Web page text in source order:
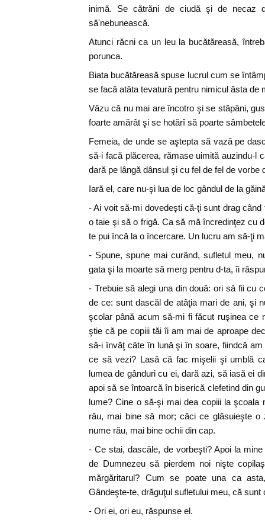
inimă. Se cătrăni de ciudă şi de necaz
să'nebunească.
Atunci răcni ca un leu la bucătăreasă,
porunca.
Biata bucătăreasă spuse lucrul cum se
se facă atâta tevatură pentru nimicul ăsta de
Văzu că nu mai are încotro şi se stăpâni,
foarte amărât şi se hotărî să poarte
Femeia, de unde se aştepta să vază pe
să-i facă plăcerea, rămase uimită auzindu-l
dară pe lângă dânsul şi cu fel de fel de
Iară el, care nu-şi lua de loc gândul de la
- Ai voit să-mi dovedeşti că-ţi sunt drag
o taie şi să o frigă. Ca să mă încredinţez cu
te pui încă la o încercare. Un lucru am să-ţi
- Spune, spune mai curând, sufletul meu,
gata şi la moarte să merg pentru d-ta, îi
- Trebuie să alegi una din două: ori să fii cu
de ce: sunt dascăl de atâţia mari de ani, şi
şcolar până acum să-mi fi făcut ruşinea ce
ştie că pe copiii tăi îi am mai de aproape
să-i învăţ câte în lună şi în soare, fiindcă
ce să vezi? Lasă că fac mişelii şi umblă
lumea de gânduri cu ei, dară azi, să iasă ei
apoi să se întoarcă în biserică clefetind din
lume? Cine o să-şi mai dea copiii la şcoala
rău, mai bine să mor; căci ce glăsuieşte o
nume rău, mai bine ochii din cap.
- Ce stai, dascăle, de vorbeşti? Apoi la
de Dumnezeu să pierdem noi nişte
mărgăritarul? Cum se poate una ca
Gândeşte-te, drăguţul sufletului meu, că sunt
- Ori ei, ori eu, răspunse el.